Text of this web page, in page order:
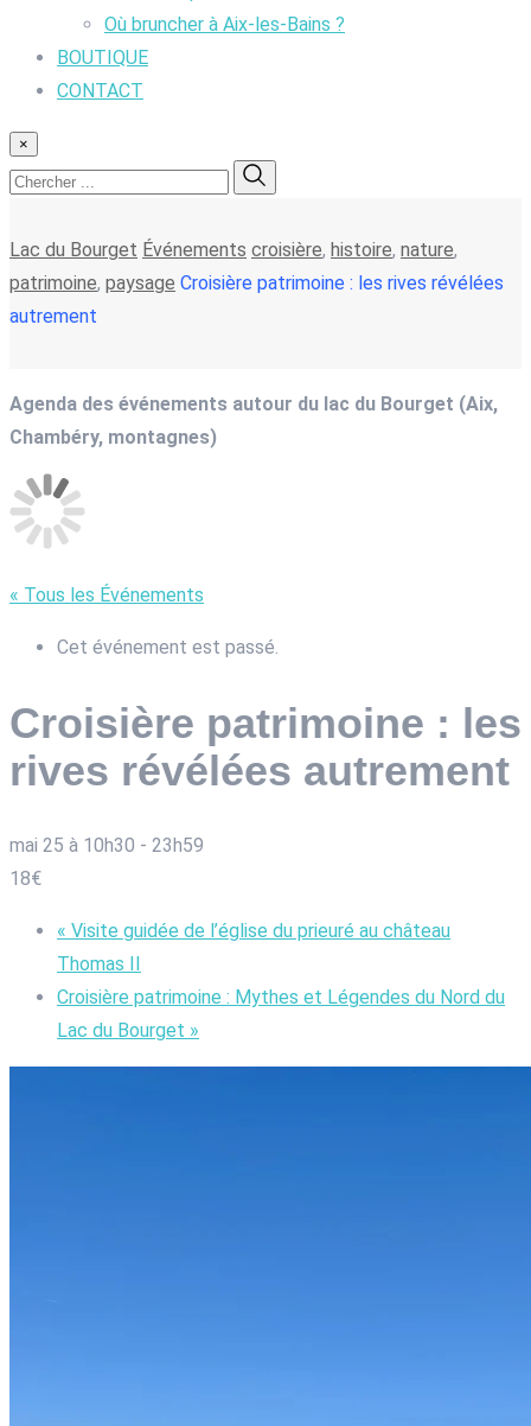
Où bruncher à Aix-les-Bains ?
BOUTIQUE
CONTACT
×
Lac du Bourget Événements croisière, histoire, nature,
patrimoine, paysage Croisière patrimoine : les rives révélées
autrement
Agenda des événements autour du lac du Bourget (Aix,
Chambéry, montagnes)
« Tous les Événements
Cet événement est passé.
Croisière patrimoine : les
rives révélées autrement
mai 25 à 10h30 - 23h59
18€
« Visite guidée de l’église du prieuré au château
Thomas II
Croisière patrimoine : Mythes et Légendes du Nord du
Lac du Bourget »